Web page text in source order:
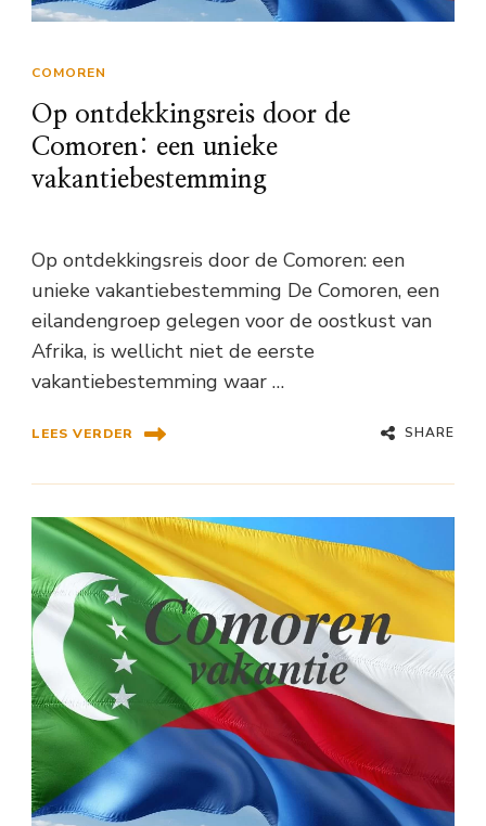
COMOREN
Op ontdekkingsreis door de
Comoren: een unieke
vakantiebestemming
Op ontdekkingsreis door de Comoren: een
unieke vakantiebestemming De Comoren, een
eilandengroep gelegen voor de oostkust van
Afrika, is wellicht niet de eerste
vakantiebestemming waar …
LEES VERDER SHARE